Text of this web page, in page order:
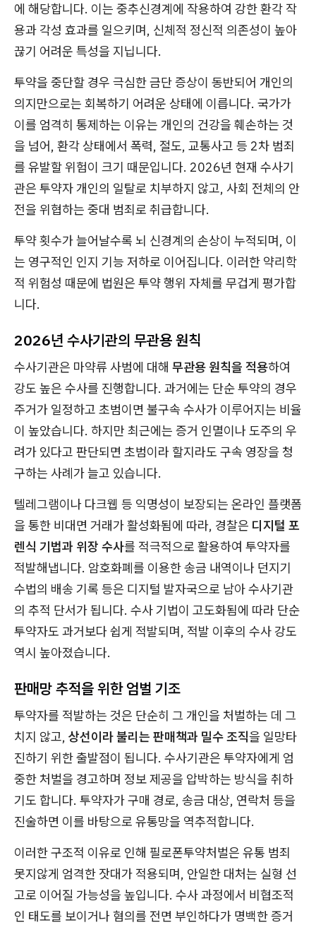
에 해당합니다. 이는 중추신경계에 작용하여 강한 환각 작
용과 각성 효과를 일으키며, 신체적 정신적 의존성이 높아
끊기 어려운 특성을 지닙니다.
투약을 중단할 경우 극심한 금단 증상이 동반되어 개인의
의지만으로는 회복하기 어려운 상태에 이릅니다. 국가가
이를 엄격히 통제하는 이유는 개인의 건강을 훼손하는 것
을 넘어, 환각 상태에서 폭력, 절도, 교통사고 등 2차 범죄
를 유발할 위험이 크기 때문입니다. 2026년 현재 수사기
관은 투약자 개인의 일탈로 치부하지 않고, 사회 전체의 안
전을 위협하는 중대 범죄로 취급합니다.
투약 횟수가 늘어날수록 뇌 신경계의 손상이 누적되며, 이
는 영구적인 인지 기능 저하로 이어집니다. 이러한 약리학
적 위험성 때문에 법원은 투약 행위 자체를 무겁게 평가합
니다.
2026년 수사기관의 무관용 원칙
수사기관은 마약류 사범에 대해 무관용 원칙을 적용하여
강도 높은 수사를 진행합니다. 과거에는 단순 투약의 경우
주거가 일정하고 초범이면 불구속 수사가 이루어지는 비율
이 높았습니다. 하지만 최근에는 증거 인멸이나 도주의 우
려가 있다고 판단되면 초범이라 할지라도 구속 영장을 청
구하는 사례가 늘고 있습니다.
텔레그램이나 다크웹 등 익명성이 보장되는 온라인 플랫폼
을 통한 비대면 거래가 활성화됨에 따라, 경찰은 디지털 포
렌식 기법과 위장 수사를 적극적으로 활용하여 투약자를
적발해냅니다. 암호화폐를 이용한 송금 내역이나 던지기
수법의 배송 기록 등은 디지털 발자국으로 남아 수사기관
의 추적 단서가 됩니다. 수사 기법이 고도화됨에 따라 단순
투약자도 과거보다 쉽게 적발되며, 적발 이후의 수사 강도
역시 높아졌습니다.
판매망 추적을 위한 엄벌 기조
투약자를 적발하는 것은 단순히 그 개인을 처벌하는 데 그
치지 않고, 상선이라 불리는 판매책과 밀수 조직을 일망타
진하기 위한 출발점이 됩니다. 수사기관은 투약자에게 엄
중한 처벌을 경고하며 정보 제공을 압박하는 방식을 취하
기도 합니다. 투약자가 구매 경로, 송금 대상, 연락처 등을
진술하면 이를 바탕으로 유통망을 역추적합니다.
이러한 구조적 이유로 인해 필로폰투약처벌은 유통 범죄
못지않게 엄격한 잣대가 적용되며, 안일한 대처는 실형 선
고로 이어질 가능성을 높입니다. 수사 과정에서 비협조적
인 태도를 보이거나 혐의를 전면 부인하다가 명백한 증거